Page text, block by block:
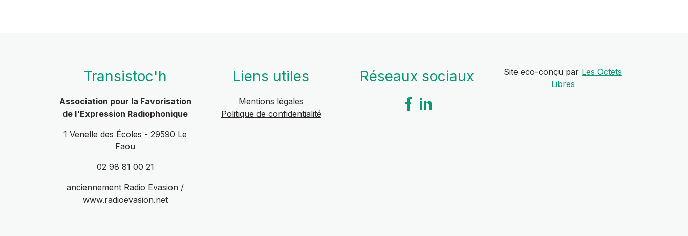
Transistoc'h
Association pour la Favorisation
de l'Expression Radiophonique
1 Venelle des Écoles - 29590 Le
Faou
02 98 81 00 21
anciennement Radio Evasion /
www.radioevasion.net
Liens utiles
Mentions légales
Politique de confidentialité
Réseaux sociaux Site eco-conçu par Les Octets
Libres